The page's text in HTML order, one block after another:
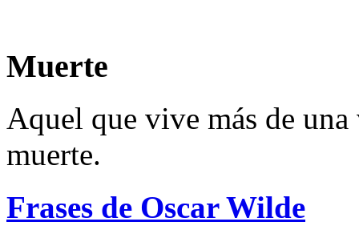
Muerte
Aquel que vive más de
muerte.
Frases de Oscar Wilde